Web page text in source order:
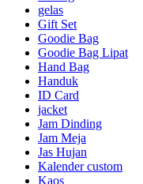
gelas
Gift Set
Goodie Bag
Goodie Bag Lipat
Hand Bag
Handuk
ID Card
jacket
Jam Dinding
Jam Meja
Jas Hujan
Kalender custom
Kaos